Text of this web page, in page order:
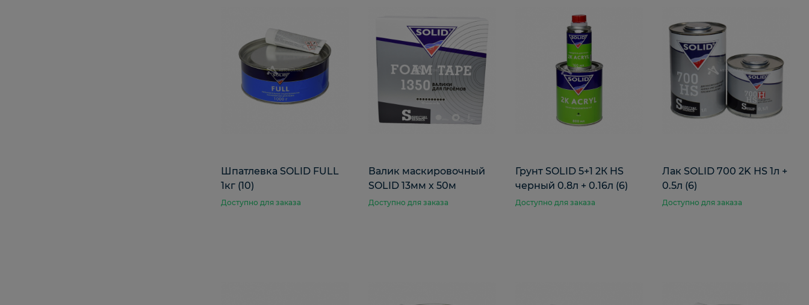
Шпатлевка SOLID FULL
1кг (10)
Доступно для заказа
Валик маскировочный
SOLID 13мм х 50м
Доступно для заказа
Грунт SOLID 5+1 2К HS
черный 0.8л + 0.16л (6)
Доступно для заказа
Лак SOLID 700 2K HS 1л +
0.5л (6)
Доступно для заказа